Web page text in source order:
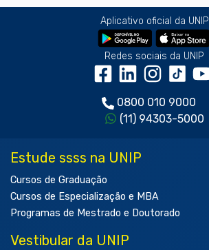
Aplicativo oficial da UNIP
Redes sociais da UNIP
0800 010 9000
(11) 94303-5000
Estude ssss na UNIP
Cursos de Graduação
Cursos de Especialização e MBA
Programas de Mestrado e Doutorado
Vestibular da UNIP